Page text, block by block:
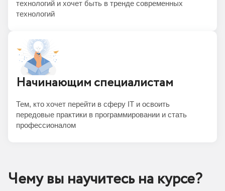
технологий и хочет быть в тренде современных
технологий
Начинающим специалистам
Тем, кто хочет перейти в сферу IT и освоить
передовые практики в программировании и стать
профессионалом
Чему вы научитесь на курсе?